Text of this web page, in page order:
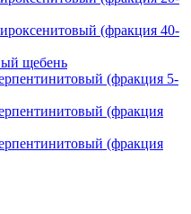
(фракция 40-
щебень
(фракция 5-
(фракция
(фракция